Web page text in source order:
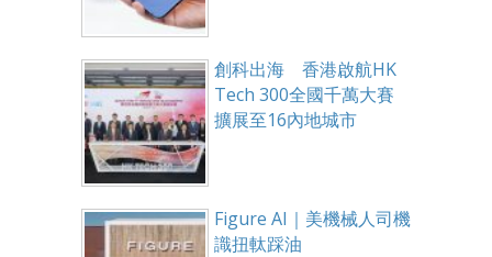
創科出海 香港啟航HK
Tech 300全國千萬大賽
擴展至16內地城市
Figure AI｜美機械人司機
識扭軚踩油